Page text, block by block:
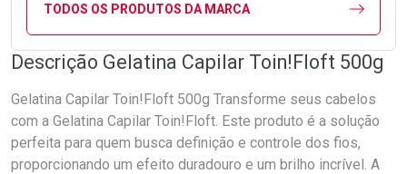
TODOS OS PRODUTOS DA MARCA
Descrição Gelatina Capilar Toin!Floft 500g
Gelatina Capilar Toin!Floft 500g Transforme seus cabelos
com a Gelatina Capilar Toin!Floft. Este produto é a solução
perfeita para quem busca definição e controle dos fios,
proporcionando um efeito duradouro e um brilho incrível. A